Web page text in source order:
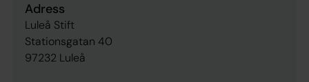
Adress
Luleå Stift
Stationsgatan 40
97232 Luleå